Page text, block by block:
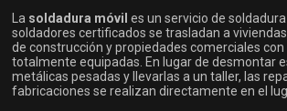
La soldadura móvil es un servicio de
soldadores certificados se trasladan a
de construcción y propiedades comerciales
totalmente equipadas. En lugar de desmontar
metálicas pesadas y llevarlas a un taller, las
fabricaciones se realizan directamente en el